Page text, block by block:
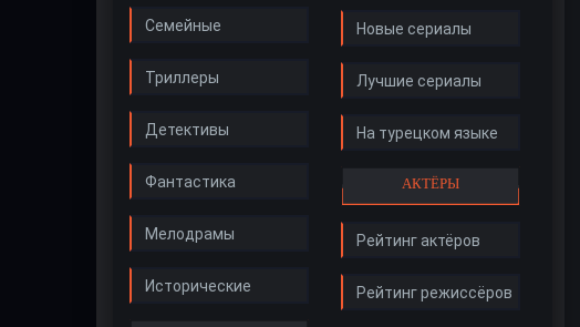
Семейные
Триллеры
Детективы
Фантастика
Мелодрамы
Исторические
Новые сериалы
Лучшие сериалы
На турецком языке
АКТЁРЫ
Рейтинг актёров
Рейтинг режиссёров